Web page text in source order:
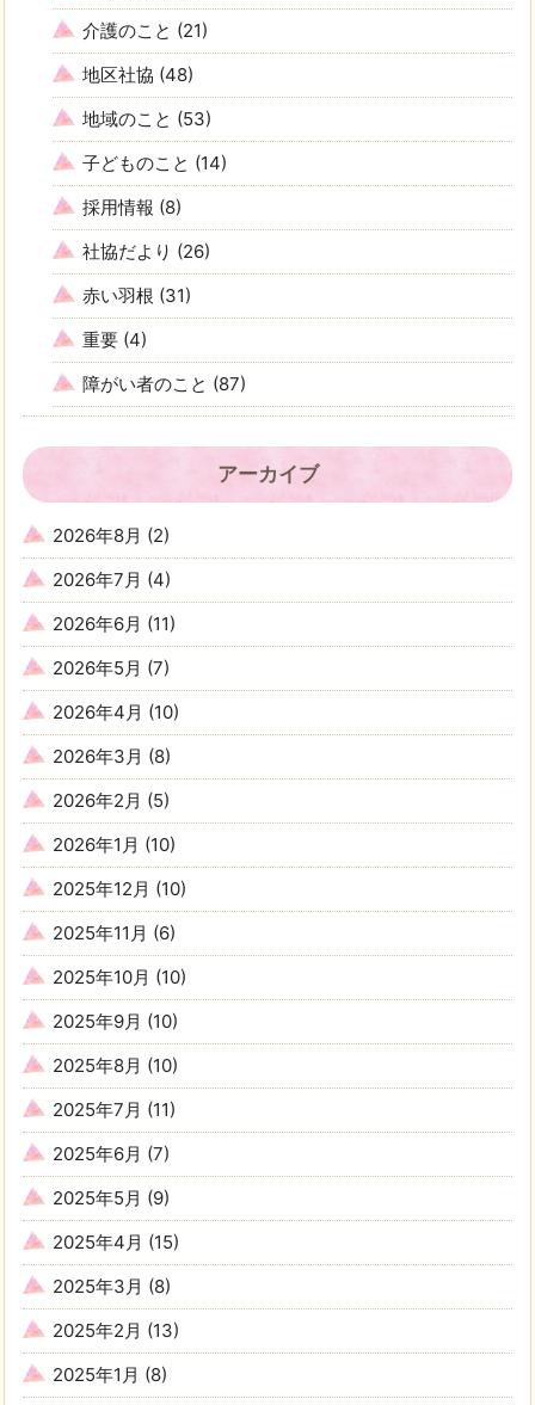
介護のこと (21)
地区社協 (48)
地域のこと (53)
子どものこと (14)
採用情報 (8)
社協だより (26)
赤い羽根 (31)
重要 (4)
障がい者のこと (87)
アーカイブ
2026年8月 (2)
2026年7月 (4)
2026年6月 (11)
2026年5月 (7)
2026年4月 (10)
2026年3月 (8)
2026年2月 (5)
2026年1月 (10)
2025年12月 (10)
2025年11月 (6)
2025年10月 (10)
2025年9月 (10)
2025年8月 (10)
2025年7月 (11)
2025年6月 (7)
2025年5月 (9)
2025年4月 (15)
2025年3月 (8)
2025年2月 (13)
2025年1月 (8)